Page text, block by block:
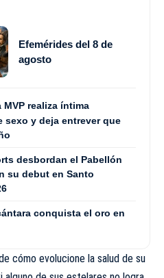
Efemérides del 8 de
agosto
MVP realiza íntima
sexo y deja entrever que
desbordan el Pabellón
su debut en Santo
conquista el oro en
cómo evolucione la salud de su